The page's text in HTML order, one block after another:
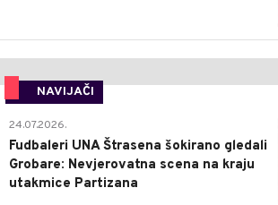
NAVIJAČI
24.07.2026.
Fudbaleri UNA Štrasena šokirano gledali
Grobare: Nevjerovatna scena na kraju
utakmice Partizana